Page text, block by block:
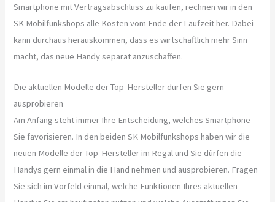
Smartphone mit Vertragsabschluss zu kaufen, rechnen wir in den
SK Mobilfunkshops alle Kosten vom Ende der Laufzeit her. Dabei
kann durchaus herauskommen, dass es wirtschaftlich mehr Sinn
macht, das neue Handy separat anzuschaffen.
Die aktuellen Modelle der Top-Hersteller dürfen Sie gern
ausprobieren
Am Anfang steht immer Ihre Entscheidung, welches Smartphone
Sie favorisieren. In den beiden SK Mobilfunkshops haben wir die
neuen Modelle der Top-Hersteller im Regal und Sie dürfen die
Handys gern einmal in die Hand nehmen und ausprobieren. Fragen
Sie sich im Vorfeld einmal, welche Funktionen Ihres aktuellen